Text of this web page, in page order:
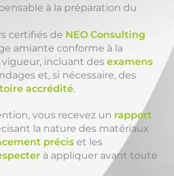
à la préparation du
certifiés de NEO Consulting
amiante conforme à la
incluant des examens
et, si nécessaire, des
accrédité.
vous recevez un rapport
la nature des matériaux
précis et les
à appliquer avant toute